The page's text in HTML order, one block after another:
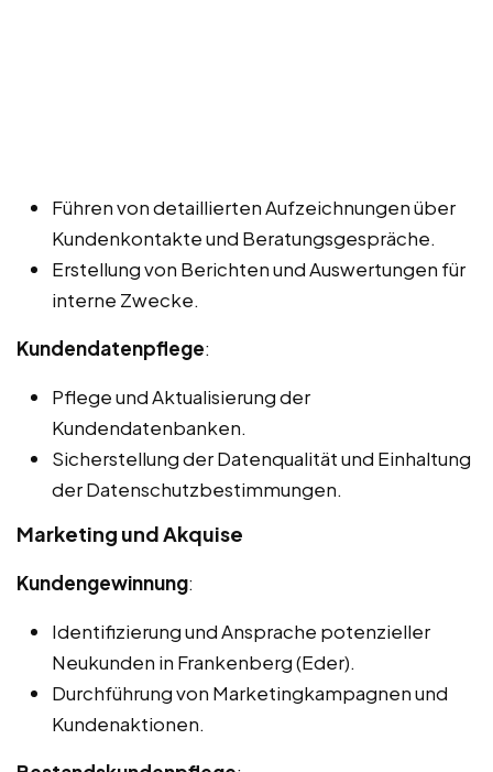
Führen von detaillierten Aufzeichnungen über
Kundenkontakte und Beratungsgespräche.
Erstellung von Berichten und Auswertungen für
interne Zwecke.
Kundendatenpflege:
Pflege und Aktualisierung der
Kundendatenbanken.
Sicherstellung der Datenqualität und Einhaltung
der Datenschutzbestimmungen.
Marketing und Akquise
Kundengewinnung:
Identifizierung und Ansprache potenzieller
Neukunden in Frankenberg (Eder).
Durchführung von Marketingkampagnen und
Kundenaktionen.